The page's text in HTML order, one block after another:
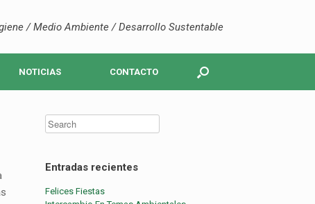
/ Medio Ambiente / Desarrollo Sustentable
NOTICIAS CONTACTO
Entradas recientes
Felices Fiestas